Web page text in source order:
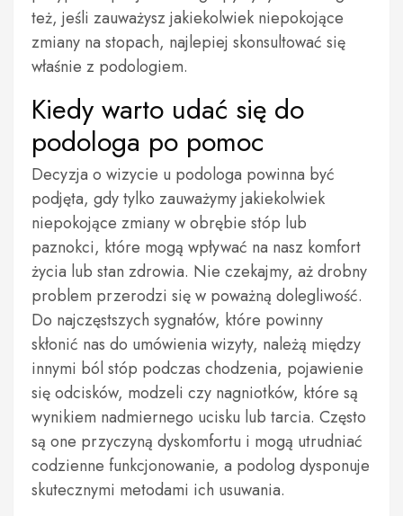
też, jeśli zauważysz jakiekolwiek niepokojące
zmiany na stopach, najlepiej skonsultować się
właśnie z podologiem.
Kiedy warto udać się do
podologa po pomoc
Decyzja o wizycie u podologa powinna być
podjęta, gdy tylko zauważymy jakiekolwiek
niepokojące zmiany w obrębie stóp lub
paznokci, które mogą wpływać na nasz komfort
życia lub stan zdrowia. Nie czekajmy, aż drobny
problem przerodzi się w poważną dolegliwość.
Do najczęstszych sygnałów, które powinny
skłonić nas do umówienia wizyty, należą między
innymi ból stóp podczas chodzenia, pojawienie
się odcisków, modzeli czy nagniotków, które są
wynikiem nadmiernego ucisku lub tarcia. Często
są one przyczyną dyskomfortu i mogą utrudniać
codzienne funkcjonowanie, a podolog dysponuje
skutecznymi metodami ich usuwania.